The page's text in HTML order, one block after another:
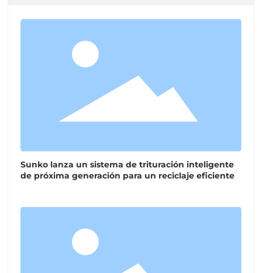
Sunko lanza un sistema de trituración inteligente
de próxima generación para un reciclaje eficiente